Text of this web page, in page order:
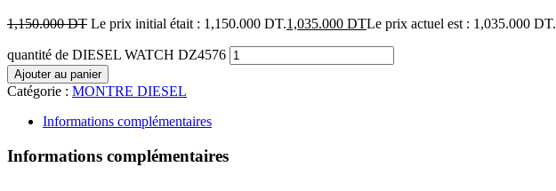
1,150.000DT Le prix initial était : 1,150.000 DT.1,035.000 DTLe prix actuel est : 1,035.000 DT.
quantité de DIESEL WATCH DZ4576
Ajouter au panier
Catégorie : MONTRE DIESEL
Informations complémentaires
Informations complémentaires